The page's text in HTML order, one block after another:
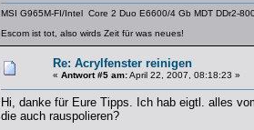
MSI G965M-FI/Intel Core 2 Duo E6600/4 Gb MDT DDr2-
Escom ist tot, also wirds Zeit für was neues!
Re: Acrylfenster reinigen
« Antwort #5 am:April 22, 2007, 08:18:23 »
Hi, danke für Eure Tipps. Ich hab eigtl. alles
die auch rauspolieren?